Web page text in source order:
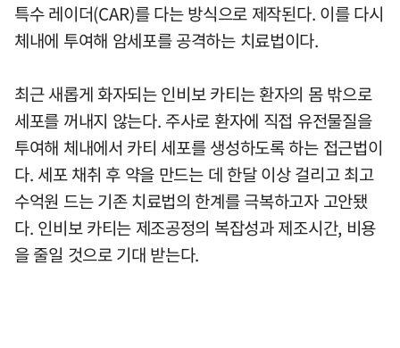
특수 레이더(CAR)를 다는 방식으로 제작된다. 이를 다시
체내에 투여해 암세포를 공격하는 치료법이다.
최근 새롭게 화자되는 인비보 카티는 환자의 몸 밖으로
세포를 꺼내지 않는다. 주사로 환자에 직접 유전물질을
투여해 체내에서 카티 세포를 생성하도록 하는 접근법이
다. 세포 채취 후 약을 만드는 데 한달 이상 걸리고 최고
수억원 드는 기존 치료법의 한계를 극복하고자 고안됐
다. 인비보 카티는 제조공정의 복잡성과 제조시간, 비용
을 줄일 것으로 기대 받는다.